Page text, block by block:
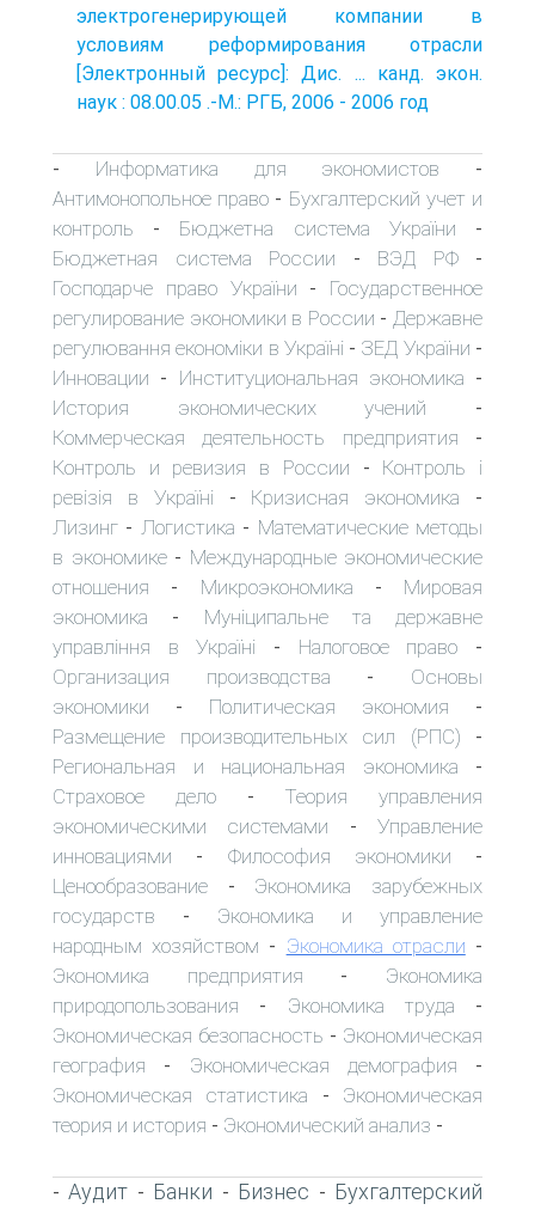
электрогенерирующей компании в
условиям реформирования отрасли
[Электронный ресурс]: Дис. ... канд. экон.
наук : 08.00.05 .-М.: РГБ, 2006 - 2006 год
- Информатика для экономистов -
Антимонопольное право - Бухгалтерский учет и
контроль - Бюджетна система України -
Бюджетная система России - ВЭД РФ-
Господарче право України - Государственное
регулирование экономики в России - Державне
регулювання економіки в Україні - ЗЕД України -
Инновации - Институциональная экономика -
История экономических учений -
Коммерческая деятельность предприятия -
Контроль и ревизия в России - Контроль і
ревізія в Україні - Кризисная экономика -
Лизинг - Логистика - Математические методы
в экономике - Международные экономические
отношения - Микроэкономика - Мировая
экономика - Муніципальне та державне
управління в Україні - Налоговое право -
Организация производства - Основы
экономики - Политическая экономия -
Размещение производительных сил (РПС) -
Региональная и национальная экономика -
Страховое дело- Теория управления
экономическими системами -Управление
инновациями - Философия экономики -
Ценообразование - Экономика зарубежных
государств - Экономика и управление
народным хозяйством - Экономика отрасли -
Экономика предприятия - Экономика
природопользования - Экономика труда -
Экономическая безопасность - Экономическая
география - Экономическая демография -
Экономическая статистика - Экономическая
теория и история - Экономический анализ -
-Аудит - Банки - Бизнес - Бухгалтерский